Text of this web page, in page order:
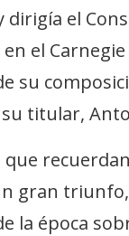
el
el
su
titular,
gran
la época